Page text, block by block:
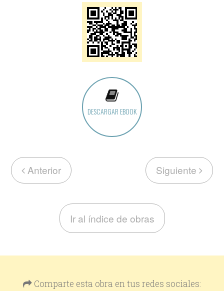
DESCARGAR EBOOK
Anterior Siguiente
Ir al índice de obras
Comparte esta obra en tus redes sociales: